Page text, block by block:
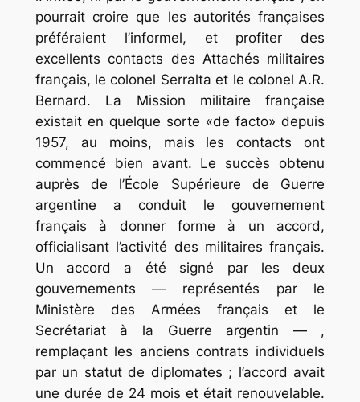
pourrait croire que les autorités françaises
préféraient l’informel, et profiter des
excellents contacts des Attachés militaires
français, le colonel Serralta et le colonel A.R.
Bernard. La Mission militaire française
existait en quelque sorte «de facto» depuis
1957, au moins, mais les contacts ont
commencé bien avant. Le succès obtenu
auprès de l’École Supérieure de Guerre
argentine a conduit le gouvernement
français à donner forme à un accord,
officialisant l’activité des militaires français.
Un accord a été signé par les deux
gouvernements — représentés par le
Ministère des Armées français et le
Secrétariat à la Guerre argentin — ,
remplaçant les anciens contrats individuels
par un statut de diplomates ; l’accord avait
une durée de 24 mois et était renouvelable.